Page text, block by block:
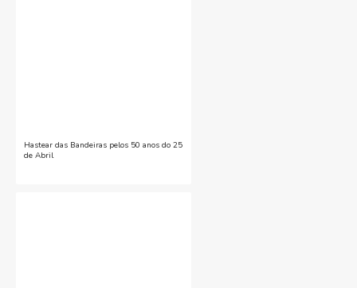
Hastear das Bandeiras pelos 50 anos do 25
de Abril